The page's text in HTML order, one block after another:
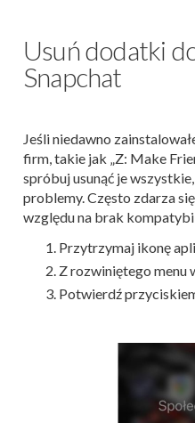
Usuń dodatki
Snapchat
Jeśli niedawno
firm, takie jak „Z: Make
spróbuj usunąć je
problemy. Często zdarza
względu na brak
Przytrzymaj ikonę
Z rozwiniętego menu
Potwierdź